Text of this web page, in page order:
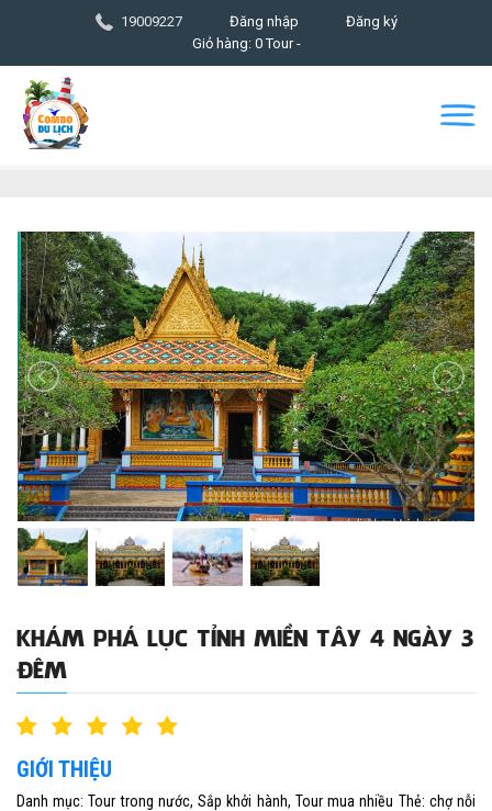
19009227 Đăng nhập
Đăng ký
Giỏ hàng: 0 Tour -
KHÁM PHÁ LỤC TỈNH MIỀN TÂY 4 NGÀY 3
ĐÊM
GIỚI THIỆU
Danh mục: Tour trong nước, Sắp khởi hành, Tour mua nhiều Thẻ: chợ nỗi